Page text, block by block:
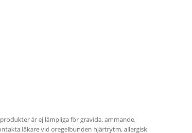
är ej lämpliga för gravida, ammande,
läkare vid oregelbunden hjärtrytm, allergisk